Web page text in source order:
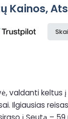
Kainos,
valdanti keltus
Ilgiausias